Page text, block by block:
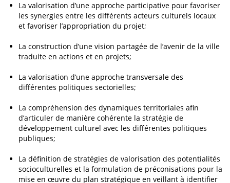
La valorisation d’une approche participative pour favoriser
les synergies entre les différents acteurs culturels locaux
et favoriser l’appropriation du projet;
La construction d’une vision partagée de l’avenir de la ville
traduite en actions et en projets;
La valorisation d’une approche transversale des
différentes politiques sectorielles;
La compréhension des dynamiques territoriales afin
d’articuler de manière cohérente la stratégie de
développement culturel avec les différentes politiques
publiques;
La définition de stratégies de valorisation des potentialités
socioculturelles et la formulation de préconisations pour la
mise en œuvre du plan stratégique en veillant à identifier